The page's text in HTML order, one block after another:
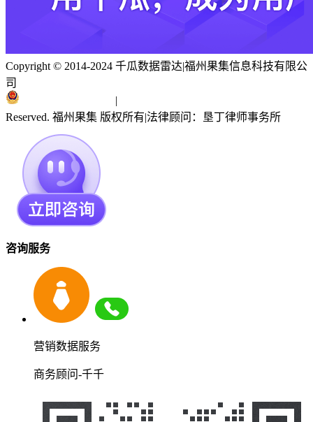
Copyright © 2014-2024 千瓜数据雷达|福州果集信息科技有限公
司
|
Reserved. 福州果集 版权所有|法律顾问：垦丁律师事务所
咨询服务
营销数据服务
商务顾问-千千